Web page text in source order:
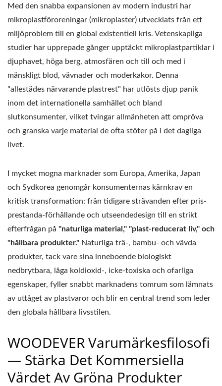
Med den snabba expansionen av modern industri har
mikroplastföroreningar (mikroplaster) utvecklats från ett
miljöproblem till en global existentiell kris. Vetenskapliga
studier har upprepade gånger upptäckt mikroplastpartiklar i
djuphavet, höga berg, atmosfären och till och med i
mänskligt blod, vävnader och moderkakor. Denna
"allestädes närvarande plastrest" har utlösts djup panik
inom det internationella samhället och bland
slutkonsumenter, vilket tvingar allmänheten att ompröva
och granska varje material de ofta stöter på i det dagliga
livet.
I mycket mogna marknader som Europa, Amerika, Japan
och Sydkorea genomgår konsumenternas kärnkrav en
kritisk transformation: från tidigare strävanden efter pris-
prestanda-förhållande och utseendedesign till en strikt
efterfrågan på "naturliga material," "plast-reducerat liv," och
"hållbara produkter." Naturliga trä-, bambu- och vävda
produkter, tack vare sina inneboende biologiskt
nedbrytbara, låga koldioxid-, icke-toxiska och ofarliga
egenskaper, fyller snabbt marknadens tomrum som lämnats
av uttåget av plastvaror och blir en central trend som leder
den globala hållbara livsstilen.
WOODEVER Varumärkesfilosofi
— Stärka Det Kommersiella
Värdet Av Gröna Produkter